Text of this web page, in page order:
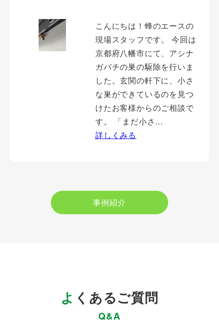
こんにちは！蜂のエースの
現場スタッフです。 今回は
京都府八幡市にて、アシナ
ガバチの巣の駆除を行いま
した。玄関の軒下に、小さ
な巣ができているのを見つ
けたお客様からのご相談で
す。 「まだ小さ…
詳しくみる
事例紹介
よくあるご質問
Q&A